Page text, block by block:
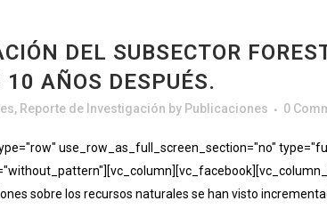
DEL SUBSECTOR
10 AÑOS DESPUÉS.
, Reporte de Investigación by Publicaciones 0
use_row_as_full_screen_section="no"
sobre los recursos naturales se han visto